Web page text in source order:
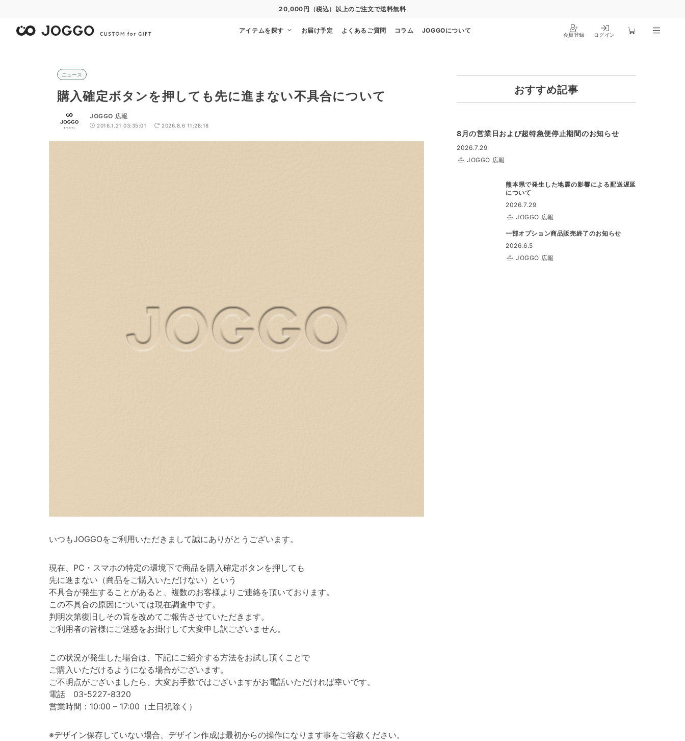
20,000円（税込）以上のご注文で送料無料
アイテムを探す お届け予定 よくあるご質問 コラム JOGGOについて
会員登録 ログイン
ニュース
購入確定ボタンを押しても先に進まない不具合について
JOGGO 広報
2016.1.21 03:35:01 2026.8.6 11:28:18
いつもJOGGOをご利用いただきまして誠にありがとうございます。
現在、PC・スマホの特定の環境下で商品を購入確定ボタンを押しても
先に進まない（商品をご購入いただけない）という
不具合が発生することがあると、複数のお客様よりご連絡を頂いております。
この不具合の原因については現在調査中です。
判明次第復旧しその旨を改めてご報告させていただきます。
ご利用者の皆様にご迷惑をお掛けして大変申し訳ございません。
この状況が発生した場合は、下記にご紹介する方法をお試し頂くことで
ご購入いただけるようになる場合がございます。
ご不明点がございましたら、大変お手数ではございますがお電話いただければ幸いです。
電話 03-5227-8320
営業時間：10:00 – 17:00（土日祝除く）
※デザイン保存していない場合、デザイン作成は最初からの操作になります事をご容赦ください。
おすすめ記事
8月の営業日および超特急便停止期間のお知らせ
2026.7.29
JOGGO 広報
熊本県で発生した地震の影響による配送遅延
について
2026.7.29
JOGGO 広報
一部オプション商品販売終了のお知らせ
2026.6.5
JOGGO 広報